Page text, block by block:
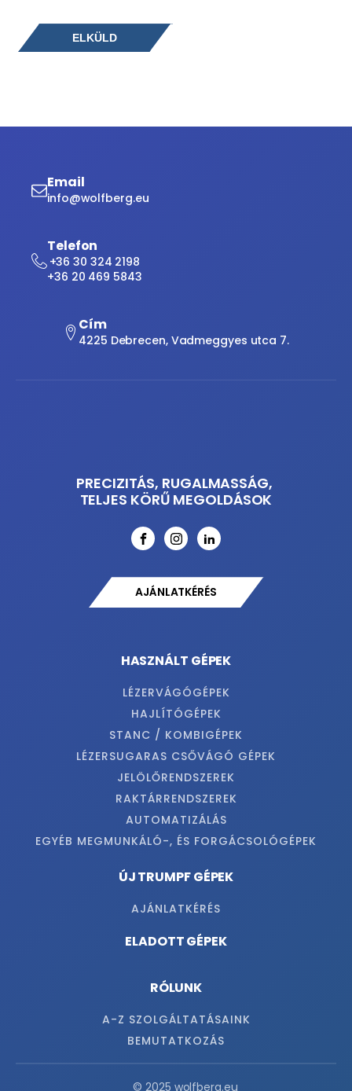
Email
info@wolfberg.eu
Telefon
+36 30 324 2198
+36 20 469 5843
Cím
4225 Debrecen, Vadmeggyes utca 7.
PRECIZITÁS, RUGALMASSÁG,
TELJES KÖRŰ MEGOLDÁSOK
AJÁNLATKÉRÉS
HASZNÁLT GÉPEK
LÉZERVÁGÓGÉPEK
HAJLÍTÓGÉPEK
STANC / KOMBIGÉPEK
LÉZERSUGARAS CSŐVÁGÓ GÉPEK
JELÖLŐRENDSZEREK
RAKTÁRRENDSZEREK
AUTOMATIZÁLÁS
EGYÉB MEGMUNKÁLÓ-, ÉS FORGÁCSOLÓGÉPEK
ÚJ TRUMPF GÉPEK
AJÁNLATKÉRÉS
ELADOTT GÉPEK
RÓLUNK
A-Z SZOLGÁLTATÁSAINK
BEMUTATKOZÁS
© 2025 wolfberg.eu